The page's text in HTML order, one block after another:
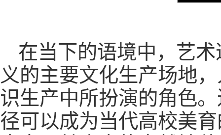
在当下的语境中，艺
义的主要文化生产场地
识生产中所扮演的角色
径可以成为当代高校美